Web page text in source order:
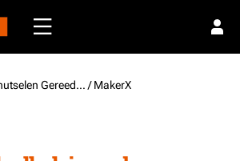
Knutselen Gereedschap / MakerX